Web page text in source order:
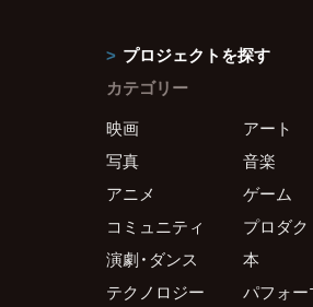
プロジェクトを探す
カテゴリー
映画
アート
写真
音楽
アニメ
ゲーム
コミュニティ
プロダク
演劇・ダンス
本
テクノロジー
パフォー